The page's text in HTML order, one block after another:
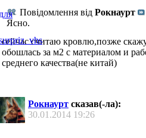
Повідомлення від Рокнаурт
Ясно.
сейчас считаю кровлю,позже
обошлась за м2 с материалом и
среднего качества(не китай)
Рокнаурт сказав(-ла):
30.01.2014 19:26